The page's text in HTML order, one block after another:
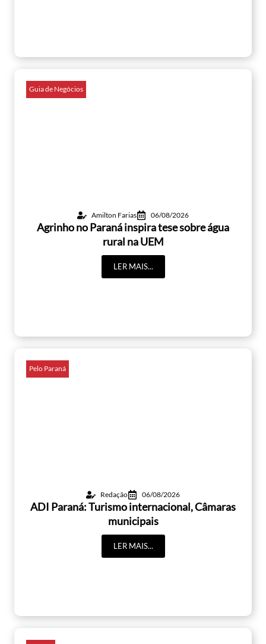
Guia de Negócios
Amilton Farias 06/08/2026
Agrinho no Paraná inspira tese sobre água
rural na UEM
LER MAIS...
Pelo Paraná
Redação 06/08/2026
ADI Paraná: Turismo internacional, Câmaras
municipais
LER MAIS...